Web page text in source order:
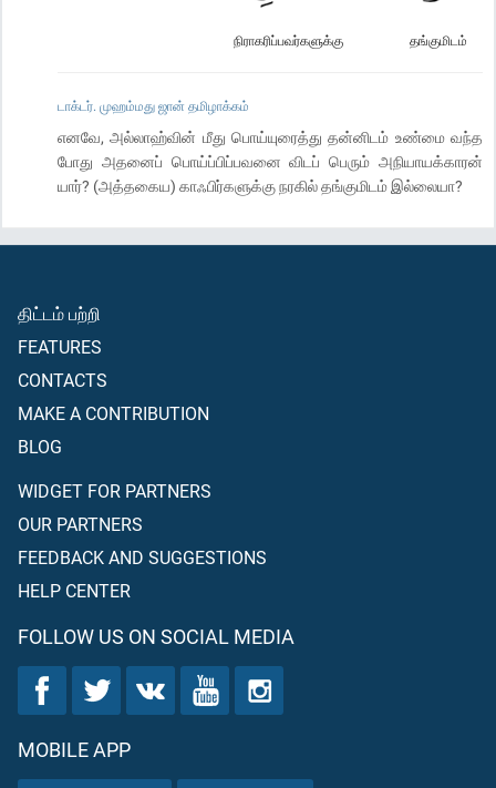
தங்குமிடம்
நிராகரிப்பவர்களுக்கு
டாக்டர். முஹம்மது ஜான் தமிழாக்கம்
எனவே, அல்லாஹ்வின் மீது பொய்யுரைத்து தன்னிடம் உண்மை வந்த
போது அதனைப் பொய்ப்பிப்பவனை விடப் பெரும் அநியாயக்காரன்
யார்? (அத்தகைய) காஃபிர்களுக்கு நரகில் தங்குமிடம் இல்லையா?
திட்டம் பற்றி
FEATURES
CONTACTS
MAKE A CONTRIBUTION
BLOG
WIDGET FOR PARTNERS
OUR PARTNERS
FEEDBACK AND SUGGESTIONS
HELP CENTER
FOLLOW US ON SOCIAL MEDIA
MOBILE APP